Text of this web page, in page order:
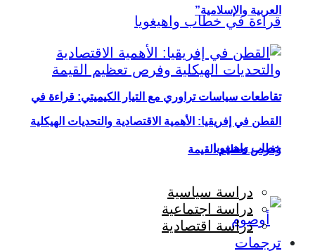
تقاطعات سياسات تراوري مع التيار الكيميتي: قراءة في
خطاب واهيغويا
العربية والإسلامية”
القطن في إفريقيا: الأهمية الاقتصادية والتحديات الهيكلية
وفرص تعظيم القيمة
دراسة سياسية
دراسة اجتماعية
دراسة اقتصادية
ترجمات